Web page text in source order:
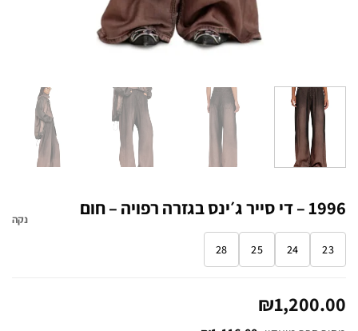
1996 – די סייר ג׳ינס בגזרה רפויה – חום
23
24
25
28
נקה
₪1,200.00